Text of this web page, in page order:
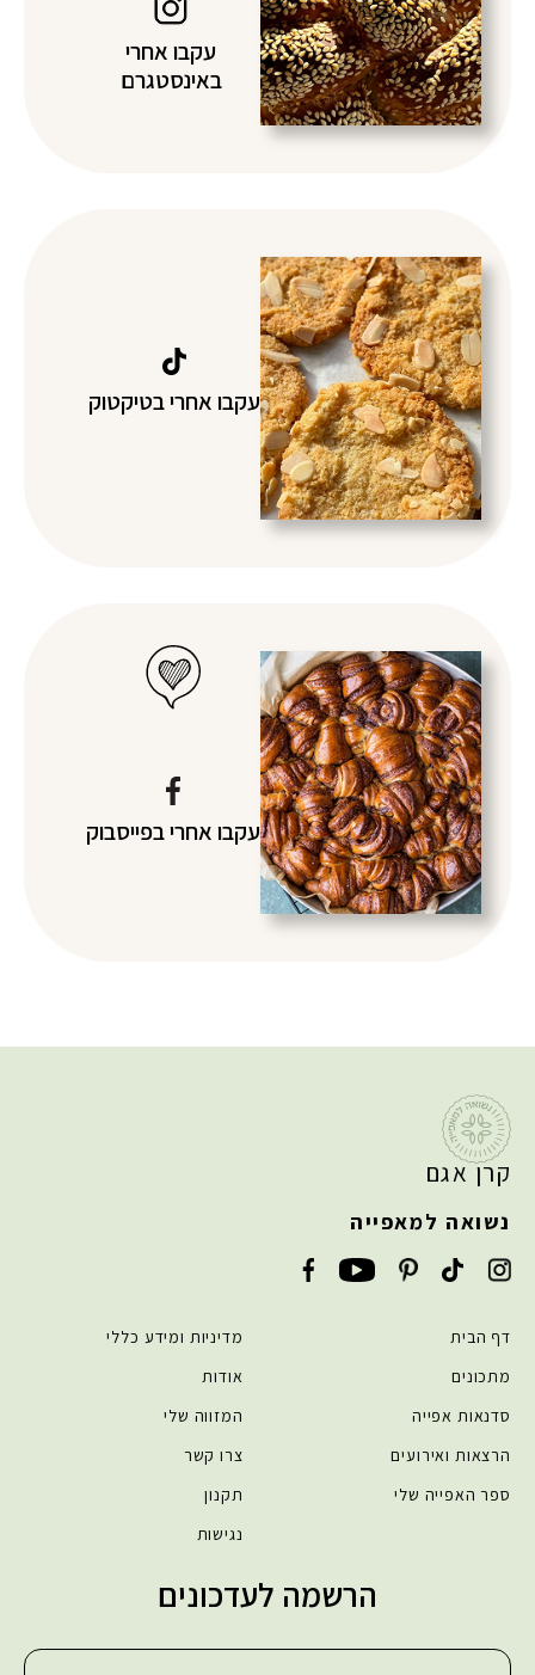
עקבו אחרי
באינסטגרם
עקבו אחרי בטיקטוק
עקבו אחריבפייסבוק
קרן אגם
נשואה למאפייה
דף הבית
מתכונים
סדנאות אפייה
הרצאות ואירועים
ספר האפייה שלי
מדיניות ומידע כללי
אודות
המזווה שלי
צרו קשר
תקנון
נגישות
הרשמה לעדכונים